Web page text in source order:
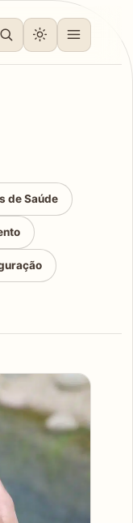
de Saúde